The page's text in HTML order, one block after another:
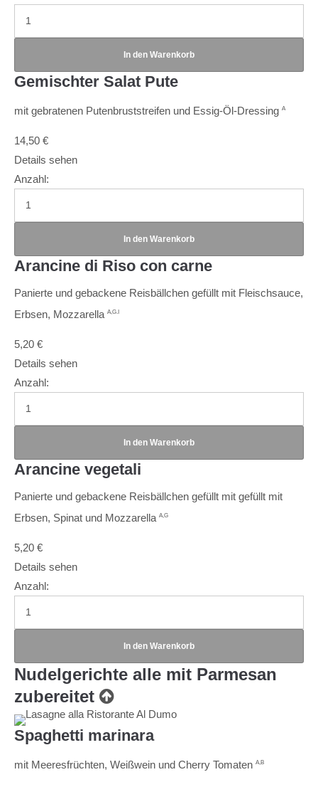
Gemischter Salat Pute
mit gebratenen Putenbruststreifen und Essig-Öl-Dressing A
14,50 €
Details sehen
Anzahl:
Arancine di Riso con carne
Panierte und gebackene Reisbällchen gefüllt mit Fleischsauce,
Erbsen, Mozzarella A,G.I
5,20 €
Details sehen
Anzahl:
Arancine vegetali
Panierte und gebackene Reisbällchen gefüllt mit gefüllt mit
Erbsen, Spinat und Mozzarella A,G
5,20 €
Details sehen
Anzahl:
Nudelgerichte alle mit Parmesan
zubereitet
Spaghetti marinara
mit Meeresfrüchten, Weißwein und Cherry Tomaten A,B